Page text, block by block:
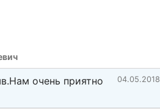
04.05.2018
очень приятно